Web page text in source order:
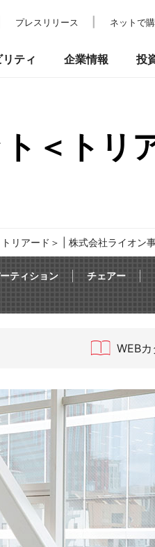
＜トリ
リアード＞ | 株式会社ライオン
ティション チェアー
WEB
プレスリリース ネットで
ガバナンス パラスポ
ティ
プレスリリース
企業情報
株式情報 IRカレンダー
投